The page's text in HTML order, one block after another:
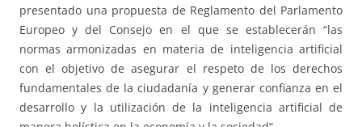
presentado una propuesta de Reglamento del Parlamento
Europeo y del Consejo en el que se establecerán “las
normas armonizadas en materia de inteligencia artificial
con el objetivo de asegurar el respeto de los derechos
fundamentales de la ciudadanía y generar confianza en el
desarrollo y la utilización de la inteligencia artificial de